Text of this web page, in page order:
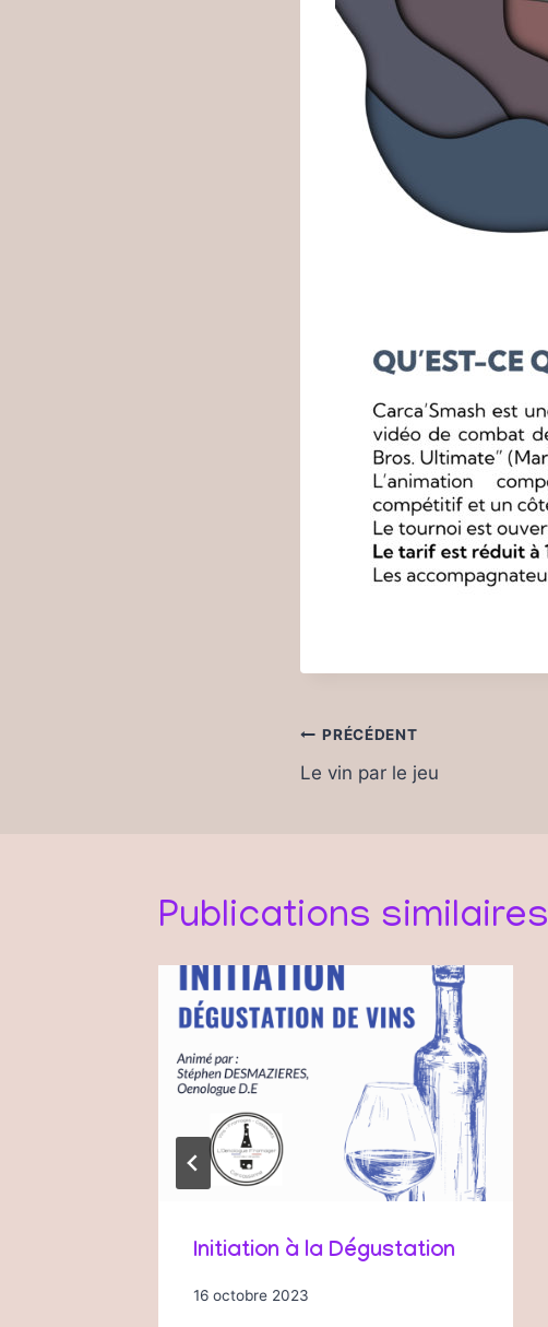
Navigation
de
PRÉCÉDENT
Le vin par le jeu
Publications similaires
Initiation à la Dégustation
16 octobre 2023